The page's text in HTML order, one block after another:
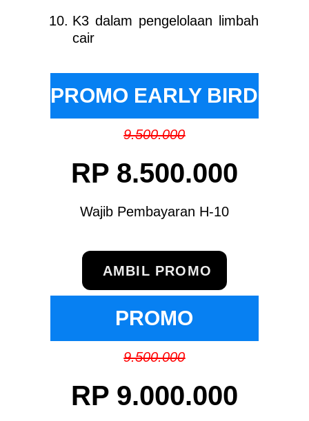
K3 dalam pengelolaan limbah
cair
PROMO EARLY BIRD
9.500.000
RP 8.500.000
Wajib Pembayaran H-10
AMBIL PROMO
PROMO
9.500.000
RP 9.000.000